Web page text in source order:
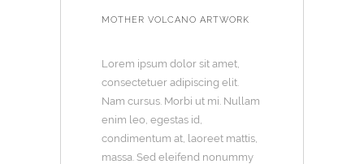
MOTHER VOLCANO ARTWORK
Lorem ipsum dolor sit amet,
consectetuer adipiscing elit.
Nam cursus. Morbi ut mi. Nullam
enim leo, egestas id,
condimentum at, laoreet mattis,
massa. Sed eleifend nonummy